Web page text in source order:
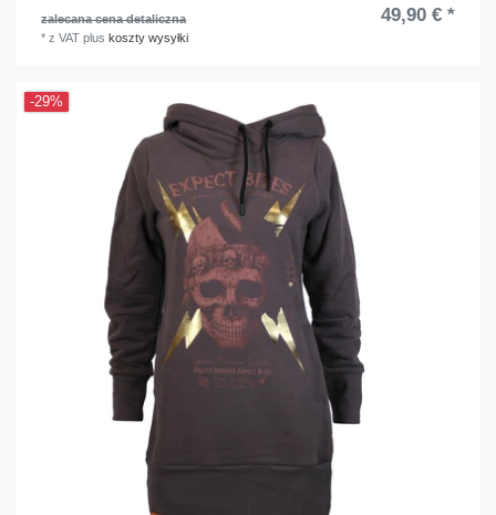
zalecana cena detaliczna 49,90 € *
*z VAT plus koszty wysyłki
-29%